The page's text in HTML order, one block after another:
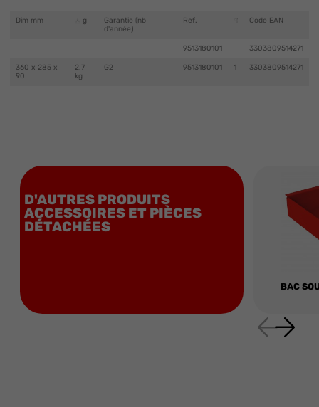
Dim mm g
Garantie (nb
d'année)
Ref. Code EAN
9513180101 3303809514271
360 x 285 x
90
2,7
kg
G2 9513180101 1 3303809514271
D'AUTRES PRODUITS
ACCESSOIRES ET PIÈCES
DÉTACHÉES
BAC